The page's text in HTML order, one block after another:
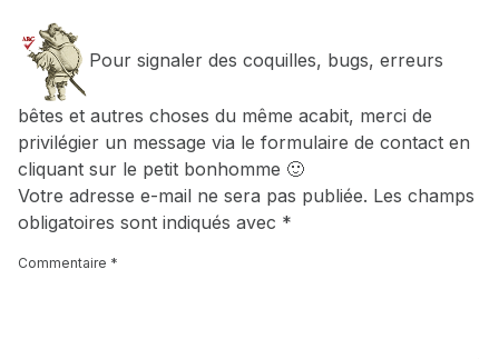
Pour signaler des coquilles, bugs, erreurs
bêtes et autres choses du même acabit, merci de
privilégier un message via le formulaire de contact en
cliquant sur le petit bonhomme 🙂
Votre adresse e-mail ne sera pas publiée. Les champs
obligatoires sont indiqués avec *
Commentaire *